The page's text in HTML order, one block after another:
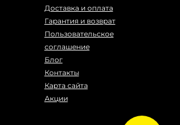
Доставка и оплата
Гарантия и возврат
Пользовательское
соглашение
Блог
Контакты
Карта сайта
Акции